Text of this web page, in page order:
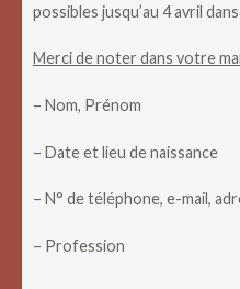
possibles jusqu’au 4 avril
Merci de noter dans votre
– Nom, Prénom
– Date et lieu de naissance
– N° de téléphone, e-mail,
– Profession